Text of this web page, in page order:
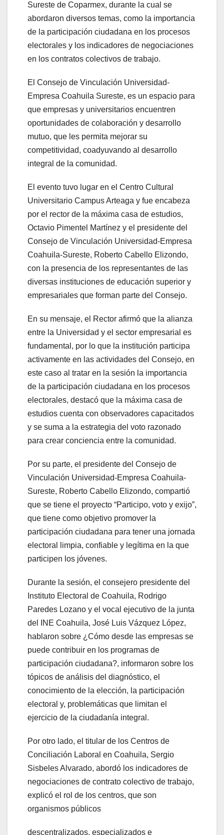
Sureste de Coparmex, durante la cual se
abordaron diversos temas, como la importancia
de la participación ciudadana en los procesos
electorales y los indicadores de negociaciones
en los contratos colectivos de trabajo.
El Consejo de Vinculación Universidad-
Empresa Coahuila Sureste, es un espacio para
que empresas y universitarios encuentren
oportunidades de colaboración y desarrollo
mutuo, que les permita mejorar su
competitividad, coadyuvando al desarrollo
integral de la comunidad.
El evento tuvo lugar en el Centro Cultural
Universitario Campus Arteaga y fue encabeza
por el rector de la máxima casa de estudios,
Octavio Pimentel Martínez y el presidente del
Consejo de Vinculación Universidad-Empresa
Coahuila-Sureste, Roberto Cabello Elizondo,
con la presencia de los representantes de las
diversas instituciones de educación superior y
empresariales que forman parte del Consejo.
En su mensaje, el Rector afirmó que la alianza
entre la Universidad y el sector empresarial es
fundamental, por lo que la institución participa
activamente en las actividades del Consejo, en
este caso al tratar en la sesión la importancia
de la participación ciudadana en los procesos
electorales, destacó que la máxima casa de
estudios cuenta con observadores capacitados
y se suma a la estrategia del voto razonado
para crear conciencia entre la comunidad.
Por su parte, el presidente del Consejo de
Vinculación Universidad-Empresa Coahuila-
Sureste, Roberto Cabello Elizondo, compartió
que se tiene el proyecto “Participo, voto y exijo”,
que tiene como objetivo promover la
participación ciudadana para tener una jornada
electoral limpia, confiable y legítima en la que
participen los jóvenes.
Durante la sesión, el consejero presidente del
Instituto Electoral de Coahuila, Rodrigo
Paredes Lozano y el vocal ejecutivo de la junta
del INE Coahuila, José Luis Vázquez López,
hablaron sobre ¿Cómo desde las empresas se
puede contribuir en los programas de
participación ciudadana?, informaron sobre los
tópicos de análisis del diagnóstico, el
conocimiento de la elección, la participación
electoral y, problemáticas que limitan el
ejercicio de la ciudadanía integral.
Por otro lado, el titular de los Centros de
Conciliación Laboral en Coahuila, Sergio
Sisbeles Alvarado, abordó los indicadores de
negociaciones de contrato colectivo de trabajo,
explicó el rol de los centros, que son
organismos públicos
descentralizados, especializados e